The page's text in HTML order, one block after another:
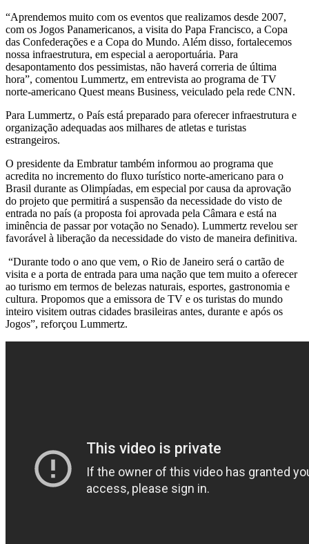
“Aprendemos muito com os eventos que realizamos desde 2007,
com os Jogos Panamericanos, a visita do Papa Francisco, a Copa
das Confederações e a Copa do Mundo. Além disso, fortalecemos
nossa infraestrutura, em especial a aeroportuária. Para
desapontamento dos pessimistas, não haverá correria de última
hora”, comentou Lummertz, em entrevista ao programa de TV
norte-americano Quest means Business, veiculado pela rede CNN.
Para Lummertz, o País está preparado para oferecer infraestrutura e
organização adequadas aos milhares de atletas e turistas
estrangeiros.
O presidente da Embratur também informou ao programa que
acredita no incremento do fluxo turístico norte-americano para o
Brasil durante as Olimpíadas, em especial por causa da aprovação
do projeto que permitirá a suspensão da necessidade do visto de
entrada no país (a proposta foi aprovada pela Câmara e está na
iminência de passar por votação no Senado). Lummertz revelou ser
favorável à liberação da necessidade do visto de maneira definitiva.
“Durante todo o ano que vem, o Rio de Janeiro será o cartão de
visita e a porta de entrada para uma nação que tem muito a oferecer
ao turismo em termos de belezas naturais, esportes, gastronomia e
cultura. Propomos que a emissora de TV e os turistas do mundo
inteiro visitem outras cidades brasileiras antes, durante e após os
Jogos”, reforçou Lummertz.